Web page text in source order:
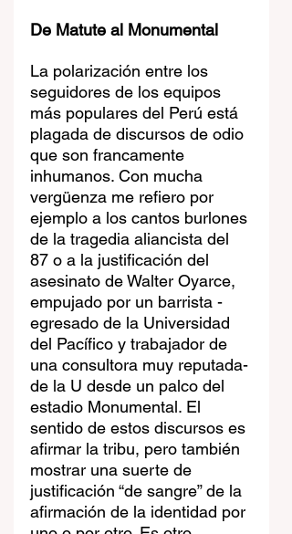
De Matute al Monumental
La polarización entre los
seguidores de los equipos
más populares del Perú está
plagada de discursos de odio
que son francamente
inhumanos. Con mucha
vergüenza me refiero por
ejemplo a los cantos burlones
de la tragedia aliancista del
87 o a la justificación del
asesinato de Walter Oyarce,
empujado por un barrista -
egresado de la Universidad
del Pacífico y trabajador de
una consultora muy reputada-
de la U desde un palco del
estadio Monumental. El
sentido de estos discursos es
afirmar la tribu, pero también
mostrar una suerte de
justificación “de sangre” de la
afirmación de la identidad por